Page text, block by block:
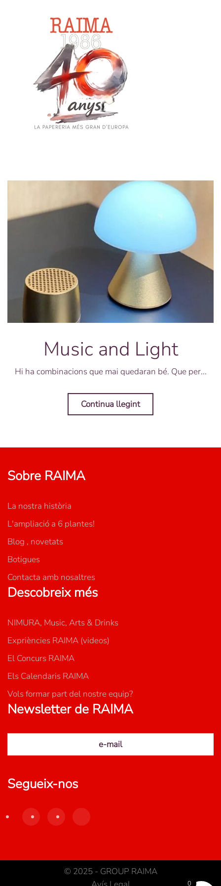
Skip to main content
Music and Light
Hi ha combinacions que mai quedaran bé. Que per...
Continua llegint
Sobre RAIMA
La nostra història
L'ampliació a 6 plantes!
Blog , novetats
Botigues
Contacta amb nosaltres
Descobreix més
NIMURA, Music, Arts & Drinks
Expriències RAIMA (videos)
El Concurs RAIMA
Els Calendaris RAIMA
Vols formar part del nostre equip?
Newsletter de RAIMA
e-mail
Segueix-nos
© 2025 - GROUP RAIMA
0